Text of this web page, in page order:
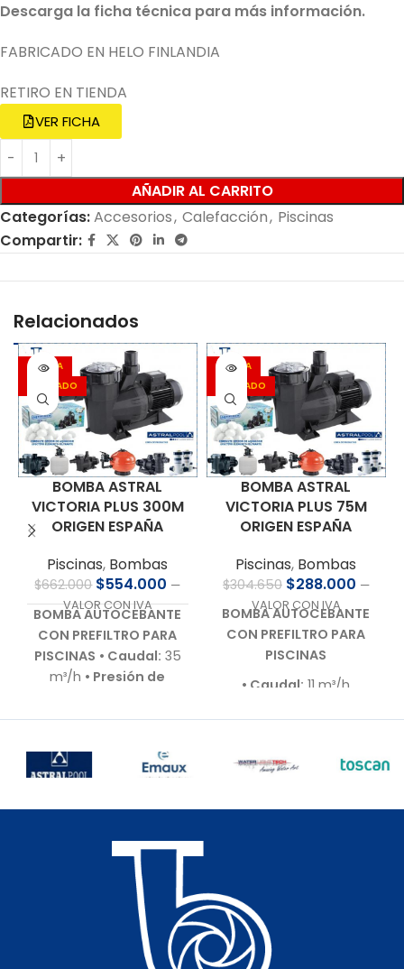
Descarga la ficha técnica para más información.
FABRICADO EN HELO FINLANDIA
RETIRO EN TIENDA
VER FICHA
AÑADIR AL CARRITO
Categorías:Accesorios, Calefacción, Piscinas
Compartir:
Relacionados
OFERTA
AGOTADO
BOMBA ASTRAL
VICTORIA PLUS 300M
ORIGEN ESPAÑA
Piscinas, Bombas
$662.000 $554.000 —
VALOR CON IVA
BOMBA AUTOCEBANTE
CON PREFILTRO PARA
PISCINAS • Caudal: 35
m³/h • Presión de
Motor:3,0 HP – 220 V –
70 dB)
• Autoaspirante:
Hasta 3,0 m.c.a. •
• Cuerpo hidráulico:
Termoplástico de
última generación
Según
cláusula del fabricante•
Sello mecánico:
OFERTA
AGOTADO
BOMBA ASTRAL
VICTORIA PLUS 75M
ORIGEN ESPAÑA
Piscinas, Bombas
$304.650 $288.000 —
VALOR CON IVA
BOMBA AUTOCEBANTE
CON PREFILTRO PARA
PISCINAS
• Caudal: 11 m³/h
– Bajo nivel de ruido
• Autoaspirante:Hasta
• Cuerpo hidráulico:
Termoplástico de
última generación
• Garantía: